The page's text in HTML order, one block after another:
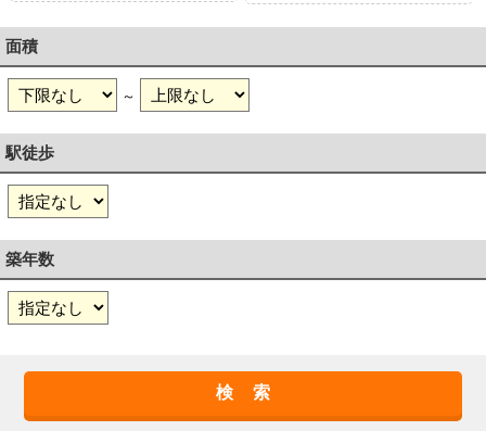
面積
～
駅徒歩
築年数